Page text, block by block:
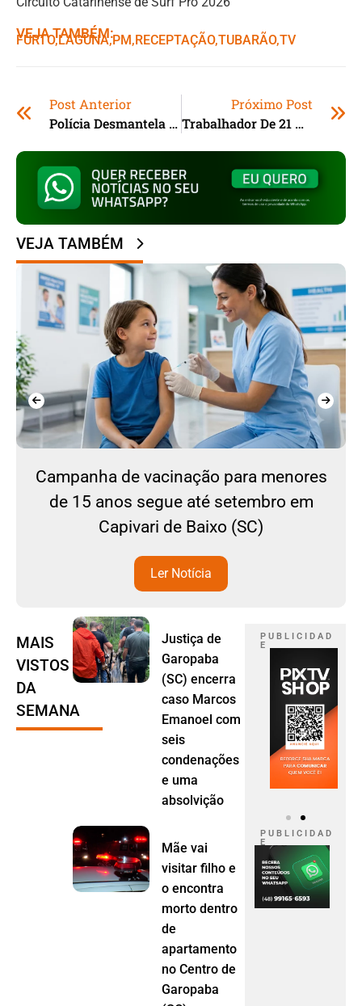
VEJA TAMBÉM:
FURTO,ㅤLAGUNA,ㅤPM ,ㅤ RECEPTAÇÃO,ㅤTUBARÃO,ㅤTV
Post Anterior
Polícia Desmantela Ponto De Tráfico Operado Por Adolescente Em Imbituba (SC)
Próximo Post
Trabalhador De 21 Anos Morre Prensado Durante Manutenção De Caminhão Em Empresa Do Sul De SC
VEJA TAMBÉM
Campanha de vacinação para menores
de 15 anos segue até setembro em
Capivari de Baixo (SC)
Ler Notícia
MAIS
VISTOS
DA
SEMANA
Justiça de
Garopaba
(SC) encerra
caso Marcos
Emanoel com
seis
condenações
e uma
absolvição
Mãe vai
visitar filho e
o encontra
morto dentro
de
apartamento
no Centro de
Garopaba
P U B L I C I D A D
E
P U B L I C I D A D
E